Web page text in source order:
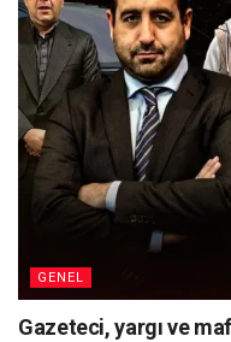
GENEL
Gazeteci, yargı ve